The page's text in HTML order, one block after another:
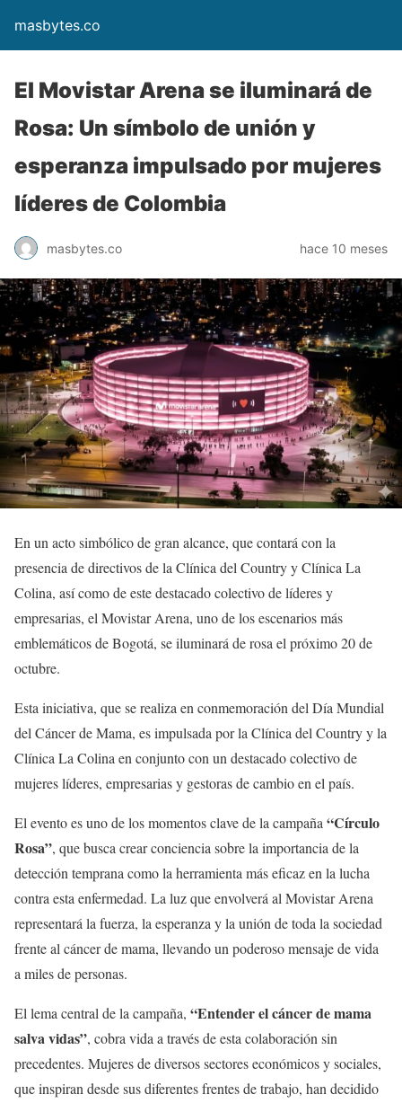
masbytes.co
El Movistar Arena se iluminará de
Rosa: Un símbolo de unión y
esperanza impulsado por mujeres
líderes de Colombia
masbytes.co hace 10 meses
En un acto simbólico de gran alcance, que contará con la
presencia de directivos de la Clínica del Country y Clínica La
Colina, así como de este destacado colectivo de líderes y
empresarias, el Movistar Arena, uno de los escenarios más
emblemáticos de Bogotá, se iluminará de rosa el próximo 20 de
octubre.
Esta iniciativa, que se realiza en conmemoración del Día Mundial
del Cáncer de Mama, es impulsada por la Clínica del Country y la
Clínica La Colina en conjunto con un destacado colectivo de
mujeres líderes, empresarias y gestoras de cambio en el país.
El evento es uno de los momentos clave de la campaña “Círculo
Rosa”, que busca crear conciencia sobre la importancia de la
detección temprana como la herramienta más eficaz en la lucha
contra esta enfermedad. La luz que envolverá al Movistar Arena
representará la fuerza, la esperanza y la unión de toda la sociedad
frente al cáncer de mama, llevando un poderoso mensaje de vida
a miles de personas.
El lema central de la campaña, “Entender el cáncer de mama
salva vidas”, cobra vida a través de esta colaboración sin
precedentes. Mujeres de diversos sectores económicos y sociales,
que inspiran desde sus diferentes frentes de trabajo, han decidido